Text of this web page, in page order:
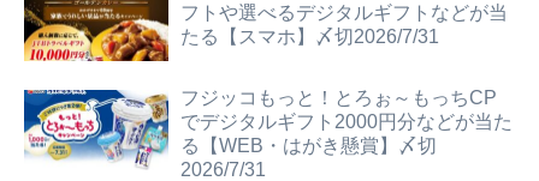
フトや選べるデジタルギフトなどが当
たる【スマホ】〆切2026/7/31
フジッコもっと！とろぉ～もっちCP
でデジタルギフト2000円分などが当た
る【WEB・はがき懸賞】〆切
2026/7/31